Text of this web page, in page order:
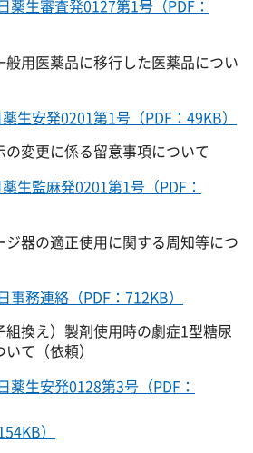
薬生審査発0127第1号（PDF：
用医薬品に移行した医薬品につい
生安発0201第1号（PDF：49KB）
変更に係る留意事項について
生監麻発0201第1号（PDF：
器の適正使用に関する周知等につ
事務連絡（PDF：712KB）
換え）製剤使用時の劇症1型糖尿
て（依頼）
薬生安発0128第3号（PDF：
）